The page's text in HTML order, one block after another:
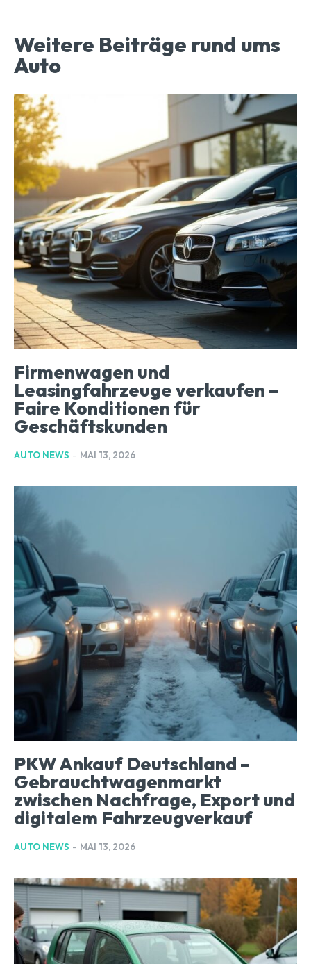
Weitere Beiträge rund ums
Auto
Firmenwagen und
Leasingfahrzeuge verkaufen –
Faire Konditionen für
Geschäftskunden
AUTO NEWS - MAI 13, 2026
PKW Ankauf Deutschland –
Gebrauchtwagenmarkt
zwischen Nachfrage, Export und
digitalem Fahrzeugverkauf
AUTO NEWS - MAI 13, 2026